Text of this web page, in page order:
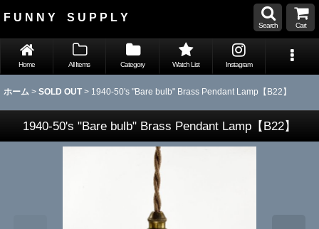
F U N N Y S U P P L Y
Search Cart
Home All Items Category Watch List Instagram
ホーム > SOLD OUT > 1940-50's "Bare bulb" Brass Pendant Lamp【B22】
1940-50's "Bare bulb" Brass Pendant Lamp【B22】